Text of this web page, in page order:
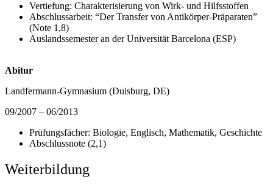
Vertiefung: Charakterisierung von Wirk- und Hilfsstoffen
Abschlussarbeit: “Der Transfer von Antikörper-Präparaten”
(Note 1,8)
Auslandssemester an der Universität Barcelona (ESP)
Abitur
Landfermann-Gymnasium (Duisburg, DE)
09/2007 – 06/2013
Prüfungsfächer: Biologie, Englisch, Mathematik, Geschichte
Abschlussnote (2,1)
Weiterbildung